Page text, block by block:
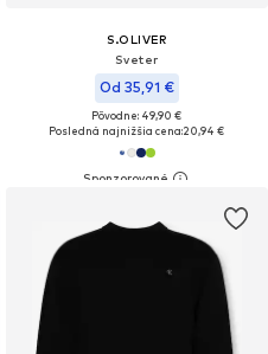
S.OLIVER
Sveter
Od 35,91 €
Pôvodne: 49,90 €
Posledná najnižšia cena:20,94 €